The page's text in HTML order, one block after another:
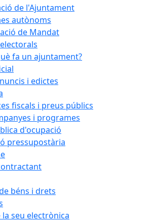
de l'Ajuntament
autònoms
de Mandat
fa un ajuntament?
i edictes
fiscals i preus públics
i programes
d'ocupació
pressupostària
béns i drets
seu electrònica